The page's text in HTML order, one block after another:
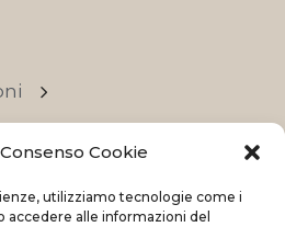
Cookie
utilizziamo tecnologie come i
alle informazioni del